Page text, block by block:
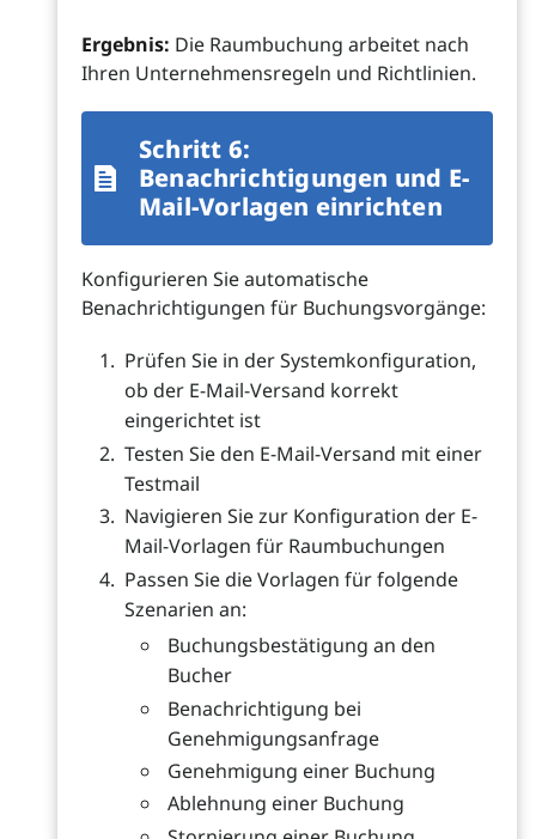
Ergebnis: Die Raumbuchung arbeitet nach
Ihren Unternehmensregeln und Richtlinien.
Schritt 6:
Benachrichtigungen und E-
Mail-Vorlagen einrichten
Konfigurieren Sie automatische
Benachrichtigungen für Buchungsvorgänge:
Prüfen Sie in der Systemkonfiguration,
ob der E-Mail-Versand korrekt
eingerichtet ist
Testen Sie den E-Mail-Versand mit einer
Testmail
Navigieren Sie zur Konfiguration der E-
Mail-Vorlagen für Raumbuchungen
Passen Sie die Vorlagen für folgende
Szenarien an:
Buchungsbestätigung an den
Bucher
Benachrichtigung bei
Genehmigungsanfrage
Genehmigung einer Buchung
Ablehnung einer Buchung